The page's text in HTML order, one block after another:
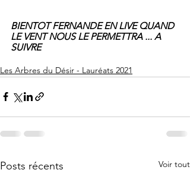
BIENTOT FERNANDE EN LIVE QUAND
LE VENT NOUS LE PERMETTRA ... A
SUIVRE
Les Arbres du Désir - Lauréats 2021
Posts récents Voir tout